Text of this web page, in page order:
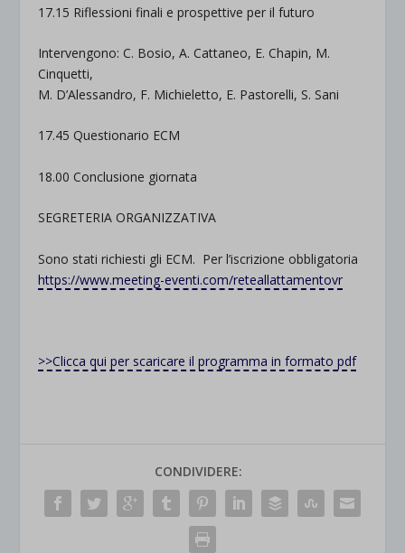
17.15 Riflessioni finali e prospettive per il futuro
Intervengono: C. Bosio, A. Cattaneo, E. Chapin, M.
Cinquetti,
M. D’Alessandro, F. Michieletto, E. Pastorelli, S. Sani
17.45 Questionario ECM
18.00 Conclusione giornata
SEGRETERIA ORGANIZZATIVA
Sono stati richiesti gli ECM. Per l’iscrizione obbligatoria
https://www.meeting-eventi.com/reteallattamentovr
>>Clicca qui per scaricare il programma in formato pdf
CONDIVIDERE: